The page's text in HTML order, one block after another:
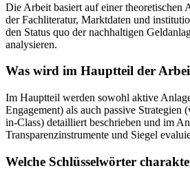
Die Arbeit basiert auf einer theoretischen
der Fachliteratur, Marktdaten und
den Status quo der nachhaltigen
analysieren.
Was wird im Hauptteil der
Im Hauptteil werden sowohl aktive
Engagement) als auch passive Strategien
in-Class) detailliert beschrieben und im
Transparenzinstrumente und Siegel
Welche Schlüsselwörter